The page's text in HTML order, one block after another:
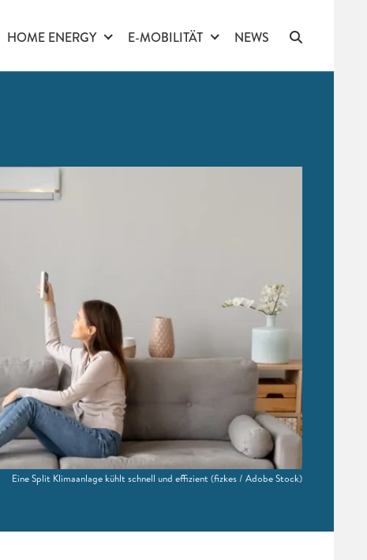
HOME ENERGY E-MOBILITÄT NEWS
Eine Split Klimaanlage kühlt schnell und effizient (fizkes / Adobe Stock)